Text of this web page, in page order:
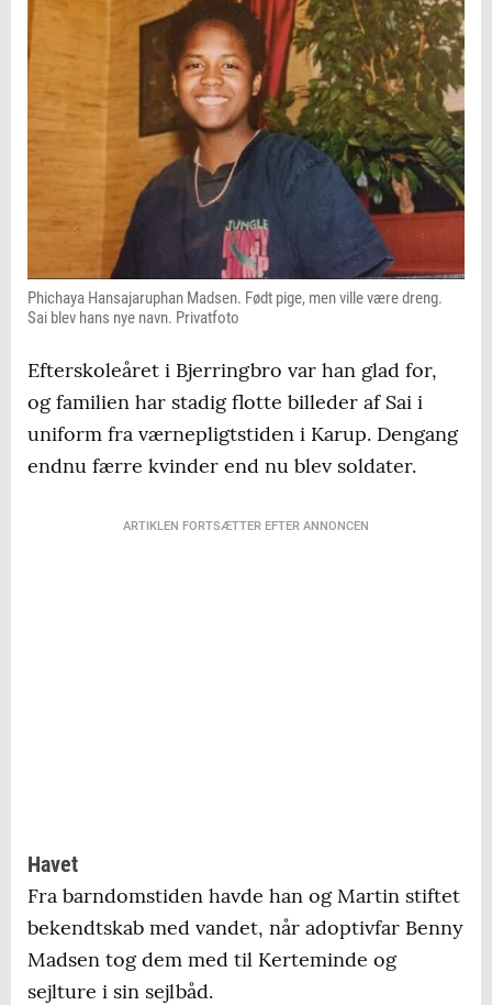
Phichaya Hansajaruphan Madsen. Født pige, men ville være dreng.
Sai blev hans nye navn. Privatfoto
Efterskoleåret i Bjerringbro var han glad for,
og familien har stadig flotte billeder af Sai i
uniform fra værnepligtstiden i Karup. Dengang
endnu færre kvinder end nu blev soldater.
ARTIKLEN FORTSÆTTER EFTER ANNONCEN
Havet
Fra barndomstiden havde han og Martin stiftet
bekendtskab med vandet, når adoptivfar Benny
Madsen tog dem med til Kerteminde og
sejlture i sin sejlbåd.